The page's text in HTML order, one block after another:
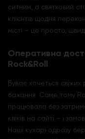
ситним, а святковий
клієнтів щодня
місті – це просто,
Оперативна
Rock&Roll
Буває хочеться
бажання. Саме тому
працювала без
кліків на сайті – і
Наші кухарі одразу